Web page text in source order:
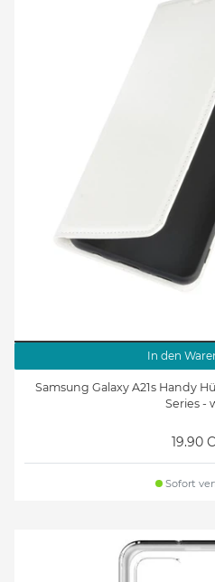
In den
Samsung Galaxy A21s Handy
Series -
19.90
Sofort